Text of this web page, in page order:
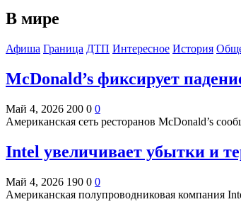
В мире
Афиша Граница ДТП Интересное История
McDonald’s фиксирует
Май 4, 2026 200 0 0
Американская сеть ресторанов McDonald’s
Intel увеличивает убытки и
Май 4, 2026 190 0 0
Американская полупроводниковая компания